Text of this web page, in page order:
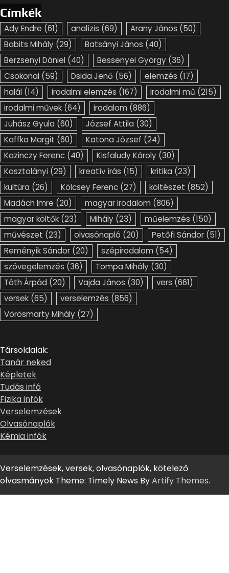
Címkék
Ady Endre (61) analízis (69) Arany János (50)
Babits Mihály (29) Batsányi János (40)
Berzsenyi Dániel (40) Bessenyei György (36)
Csokonai (59) Dsida Jenő (56) elemzés (17)
halál (14) irodalmi elemzés (167) irodalmi mű (215)
irodalmi művek (64) irodalom (886)
Juhász Gyula (60) József Attila (30)
Kaffka Margit (60) Katona József (24)
Kazinczy Ferenc (40) Kisfaludy Károly (30)
Kosztolányi (29) kreatív írás (15) kritika (23)
kultúra (26) Kölcsey Ferenc (27) költészet (852)
Madách Imre (20) magyar irodalom (806)
magyar költők (23) Mihály (23) műelemzés (150)
művészet (23) olvasónapló (20) Petőfi Sándor (51)
Reményik Sándor (20) szépirodalom (54)
szövegelemzés (36) Tompa Mihály (30)
Tóth Árpád (20) Vajda János (30) vers (661)
versek (65) verselemzés (856)
Vörösmarty Mihály (27)
Társoldalak:
Tanár neked
Képletek
Tudás infó
Fizika infók
Verselemzések
Olvasónaplók
Kémia infók
Verselemzések, versek, olvasónaplók, kötelező
olvasmányok Theme: Timely News ByArtify Themes.